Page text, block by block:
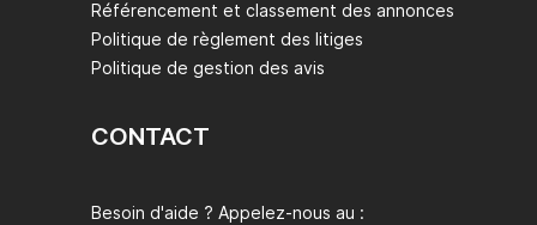
Référencement et classement des annonces
Politique de règlement des litiges
Politique de gestion des avis
CONTACT
Besoin d'aide ? Appelez-nous au :